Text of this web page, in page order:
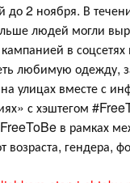
до 2 ноября. В
людей могли
в
любимую одежду,
улицах вместе с
с хэштегом
в рамках
возраста, гендера,